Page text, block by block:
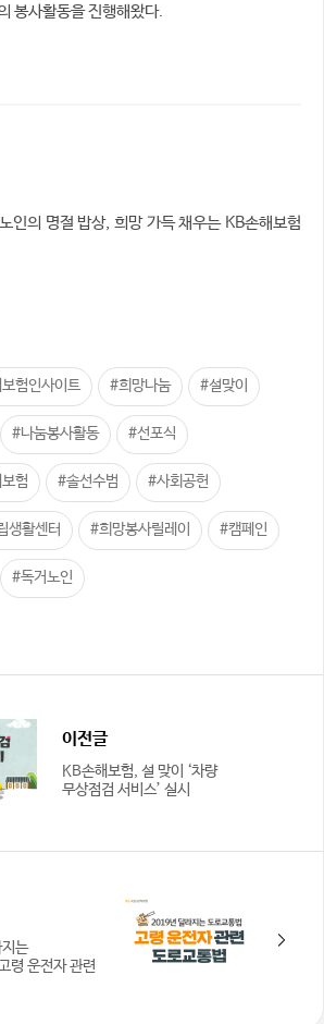
봉사활동을 진행해왔다.
인의 명절 밥상, 희망 가득 채우는 KB손해보험
험인사이트 #희망나눔 #설맞이
#나눔봉사활동 #선포식
험 #솔선수범 #사회공헌
생활센터 #희망봉사릴레이 #캠페인
#독거노인
이전글
KB손해보험, 설 맞이 ‘차량
무상점검 서비스’ 실시
는
령 운전자 관련